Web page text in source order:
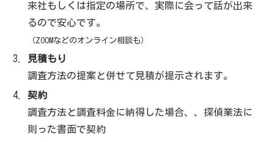
元 #フォレンジックを得意とする精鋭探偵社MJ
リサーチ
24時間365日対応 無料相談
➿0120979383
pic.twitter.com/S6nQnvhcjc— MJリサーチ 綜
合探偵社 浮気・不倫調査（公式）
(@MJ_Research2020)April 6, 2022
来社もしくは指定の場所で、実際に会って話が出来
るので安心です。
（ZOOMなどのオンライン相談も）
見積もり
調査方法の提案と併せて見積が提示されます。
契約
調査方法と調査料金に納得した場合、、探偵業法に
則った書面で契約